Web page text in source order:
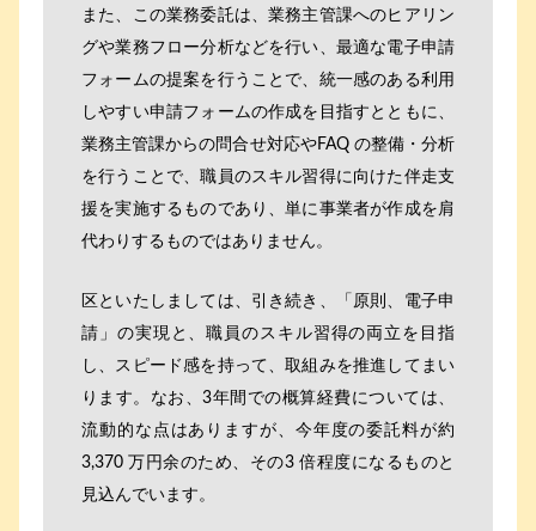
また、この業務委託は、業務主管課へのヒアリン
グや業務フロー分析などを行い、最適な電子申請
フォームの提案を行うことで、統一感のある利用
しやすい申請フォームの作成を目指すとともに、
業務主管課からの問合せ対応やFAQ の整備・分析
を行うことで、職員のスキル習得に向けた伴走支
援を実施するものであり、単に事業者が作成を肩
代わりするものではありません。
区といたしましては、引き続き、「原則、電子申
請」の実現と、職員のスキル習得の両立を目指
し、スピード感を持って、取組みを推進してまい
ります。なお、3年間での概算経費については、
流動的な点はありますが、今年度の委託料が約
3,370 万円余のため、その3 倍程度になるものと
見込んでいます。